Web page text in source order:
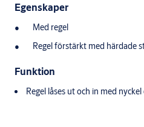
Egenskaper
Med regel
Regel förstärkt med härdade
Funktion
Regel låses ut och in med nyckel